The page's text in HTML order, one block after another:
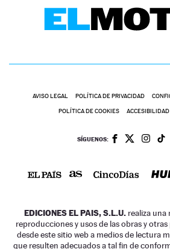
AVISO LEGAL POLÍTICA DE PRIVACIDAD
POLÍTICA DE COOKIES ACCESIBILIDAD
SÍGUENOS:
EDICIONES EL PAIS, S.L.U. realiza una
reproducciones y usos de las obras y
desde este sitio web a medios de lectura
que resulten adecuados a tal fin de